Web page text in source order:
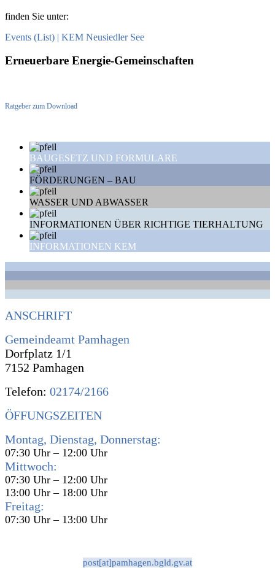
finden Sie unter:
Events (List) | KEM Neusiedler See
Erneuerbare Energie-Gemeinschaften
Ratgeber zum Download
BAUGESETZ UND FORMULARE
FÖRDERUNGEN – BAU
WASSER UND ABWASSER
INFORMATIONEN ÜBER RICHTIGE TIERHALTUNG
INFORMATIONEN KEM
ANSCHRIFT
Gemeindeamt Pamhagen
Dorfplatz 1/1
7152 Pamhagen
Telefon: 02174/2166
ÖFFUNGSZEITEN
Montag, Dienstag, Donnerstag:
07:30 Uhr – 12:00 Uhr
Mittwoch:
07:30 Uhr – 12:00 Uhr
13:00 Uhr – 18:00 Uhr
Freitag:
07:30 Uhr – 13:00 Uhr
post[at]pamhagen.bgld.gv.at